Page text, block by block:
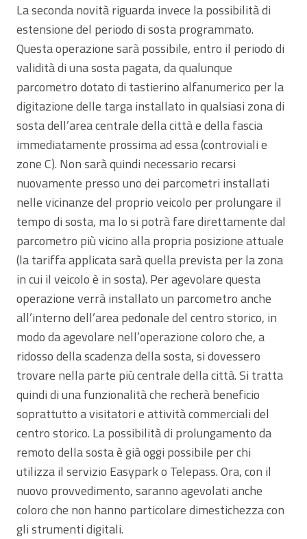
La seconda novità riguarda invece la possibilità di
estensione del periodo di sosta programmato.
Questa operazione sarà possibile, entro il periodo di
validità di una sosta pagata, da qualunque
parcometro dotato di tastierino alfanumerico per la
digitazione delle targa installato in qualsiasi zona di
sosta dell’area centrale della città e della fascia
immediatamente prossima ad essa (controviali e
zone C). Non sarà quindi necessario recarsi
nuovamente presso uno dei parcometri installati
nelle vicinanze del proprio veicolo per prolungare il
tempo di sosta, ma lo si potrà fare direttamente dal
parcometro più vicino alla propria posizione attuale
(la tariffa applicata sarà quella prevista per la zona
in cui il veicolo è in sosta). Per agevolare questa
operazione verrà installato un parcometro anche
all’interno dell’area pedonale del centro storico, in
modo da agevolare nell’operazione coloro che, a
ridosso della scadenza della sosta, si dovessero
trovare nella parte più centrale della città. Si tratta
quindi di una funzionalità che recherà beneficio
soprattutto a visitatori e attività commerciali del
centro storico. La possibilità di prolungamento da
remoto della sosta è già oggi possibile per chi
utilizza il servizio Easypark o Telepass. Ora, con il
nuovo provvedimento, saranno agevolati anche
coloro che non hanno particolare dimestichezza con
gli strumenti digitali.